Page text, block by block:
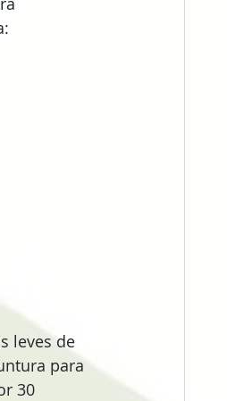
leves de
para
30